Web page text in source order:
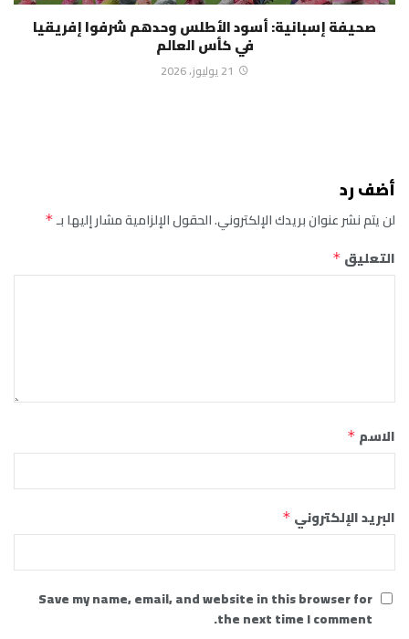
صحيفة إسبانية: أسود الأطلس وحدهم شرفوا إفريقيا
في كأس العالم
21 يوليوز، 2026
أضف رد
لن يتم نشر عنوان بريدك الإلكتروني.الحقول الإلزامية مشار إليها بـ*
التعليق *
الاسم *
البريد الإلكتروني *
Save my name, email, and website in this browser for
the next time I comment.